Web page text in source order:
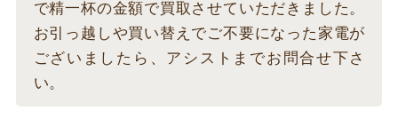
で精一杯の金額で買取させていただきました。
お引っ越しや買い替えでご不要になった家電が
ございましたら、アシストまでお問合せ下さ
い。